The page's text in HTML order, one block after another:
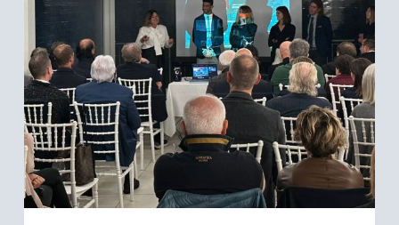
“Il
risparmio
al
servizio
dell’ambiente”